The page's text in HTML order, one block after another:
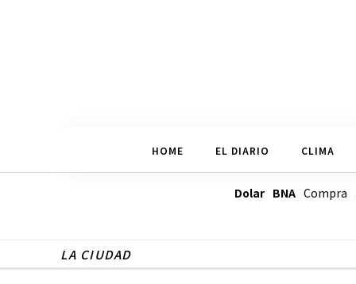
HOME EL DIARIO CLIMA
Dolar BNACompra
LA CIUDAD